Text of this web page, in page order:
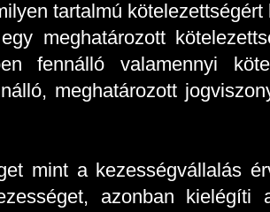
tartalmú
meghatározott
fennálló valamennyi
meghatározott
mint a kezességvállalás
azonban kielégíti